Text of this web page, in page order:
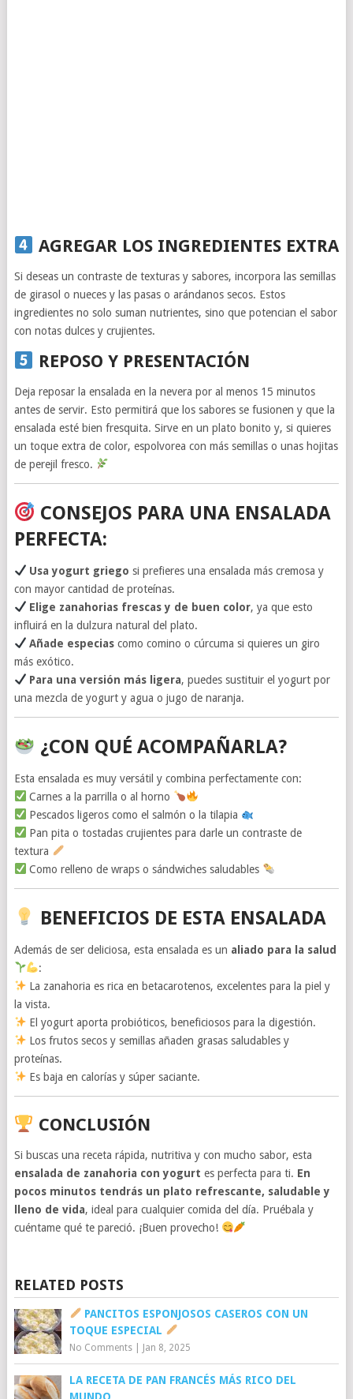
AGREGAR LOS INGREDIENTES EXTRA
Si deseas un contraste de texturas y sabores, incorpora las semillas
de girasol o nueces y las pasas o arándanos secos. Estos
ingredientes no solo suman nutrientes, sino que potencian el sabor
con notas dulces y crujientes.
REPOSO Y PRESENTACIÓN
Deja reposar la ensalada en la nevera por al menos 15 minutos
antes de servir. Esto permitirá que los sabores se fusionen y que la
ensalada esté bien fresquita. Sirve en un plato bonito y, si quieres
un toque extra de color, espolvorea con más semillas o unas hojitas
de perejil fresco.
CONSEJOS PARA UNA ENSALADA
PERFECTA:
Usa yogurt griego si prefieres una ensalada más cremosa y
con mayor cantidad de proteínas.
Elige zanahorias frescas y de buen color, ya que esto
influirá en la dulzura natural del plato.
Añade especias como comino o cúrcuma si quieres un giro
más exótico.
Para una versión más ligera, puedes sustituir el yogurt por
una mezcla de yogurt y agua o jugo de naranja.
¿CON QUÉ ACOMPAÑARLA?
Esta ensalada es muy versátil y combina perfectamente con:
Carnes a la parrilla o al horno
Pescados ligeros como el salmón o la tilapia
Pan pita o tostadas crujientes para darle un contraste de
textura
Como relleno de wraps o sándwiches saludables
BENEFICIOS DE ESTA ENSALADA
Además de ser deliciosa, esta ensalada es un aliado para la salud
:
La zanahoria es rica en betacarotenos, excelentes para la piel y
la vista.
El yogurt aporta probióticos, beneficiosos para la digestión.
Los frutos secos y semillas añaden grasas saludables y
proteínas.
Es baja en calorías y súper saciante.
CONCLUSIÓN
Si buscas una receta rápida, nutritiva y con mucho sabor, esta
ensalada de zanahoria con yogurt es perfecta para ti. En
pocos minutos tendrás un plato refrescante, saludable y
lleno de vida, ideal para cualquier comida del día. Pruébala y
cuéntame qué te pareció. ¡Buen provecho!
RELATED POSTS
PANCITOS ESPONJOSOS CASEROS CON UN
TOQUE ESPECIAL
No Comments| Jan 8, 2025
LA RECETA DE PAN FRANCÉS MÁS RICO DEL
MUNDO